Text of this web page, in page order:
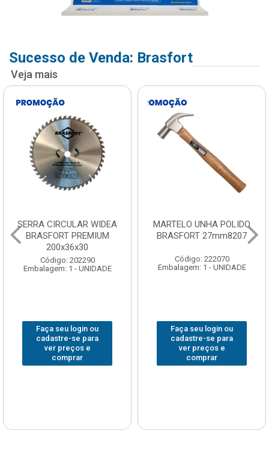
Sucesso de Venda: Brasfort
Veja mais
SERRA CIRCULAR WIDEA
BRASFORT PREMIUM
200x36x30
Código: 202290
Embalagem: 1 - UNIDADE
Faça seu login ou
cadastre-se para
ver preços e
comprar
MARTELO UNHA POLIDO
BRASFORT 27mm8207
Código: 222070
Embalagem: 1 - UNIDADE
Faça seu login ou
cadastre-se para
ver preços e
comprar